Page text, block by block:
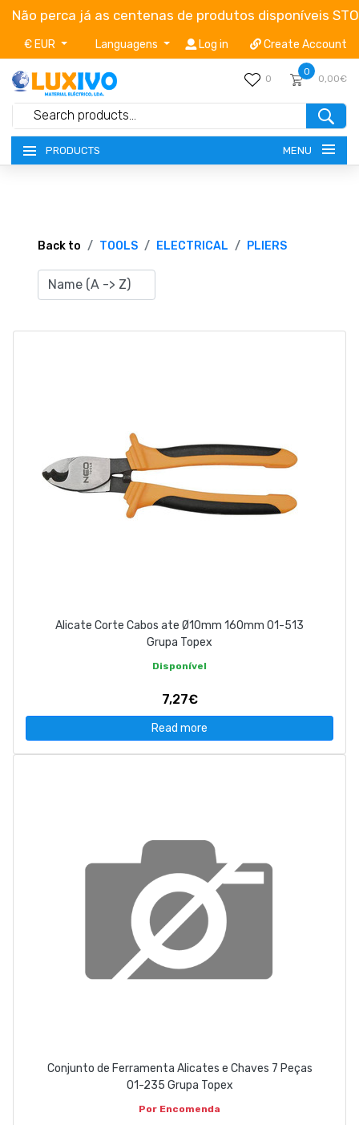
Não perca já as centenas de produtos disponíveis
€ EUR Languagens Log in Create Account
0
0
0,00€
PRODUCTS MENU
TERMS OF SERVICE
CATALOGUES
geral@luxivo.pt
Back to TOOLS ELECTRICAL PLIERS
Alicate Corte Cabos ate Ø10mm 160mm 01-513
Grupa Topex
Disponível
7,27€
Read more
Conjunto de Ferramenta Alicates e Chaves 7 Peças
01-235 Grupa Topex
Por Encomenda